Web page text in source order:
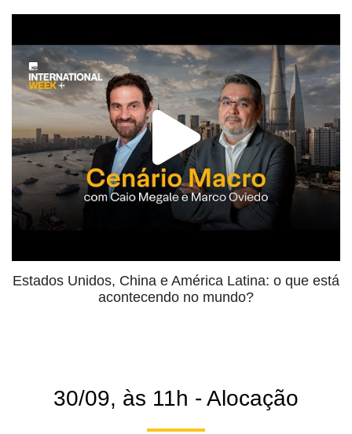
Estados Unidos, China e América Latina: o que está
acontecendo no mundo?
30/09, às 11h - Alocação